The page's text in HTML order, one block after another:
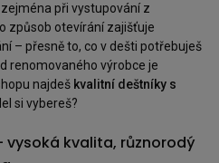
při vystupování z
způsob otevírání zajišťuje
– přesně to, co v dešti potřebuješ
renomovaného výrobce je
najdeš kvalitní deštníky s
si vybereš?
kvalita, různorodý